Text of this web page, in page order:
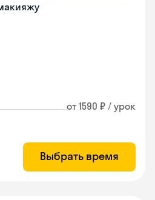
от 1590 ₽ / урок
Выбрать время